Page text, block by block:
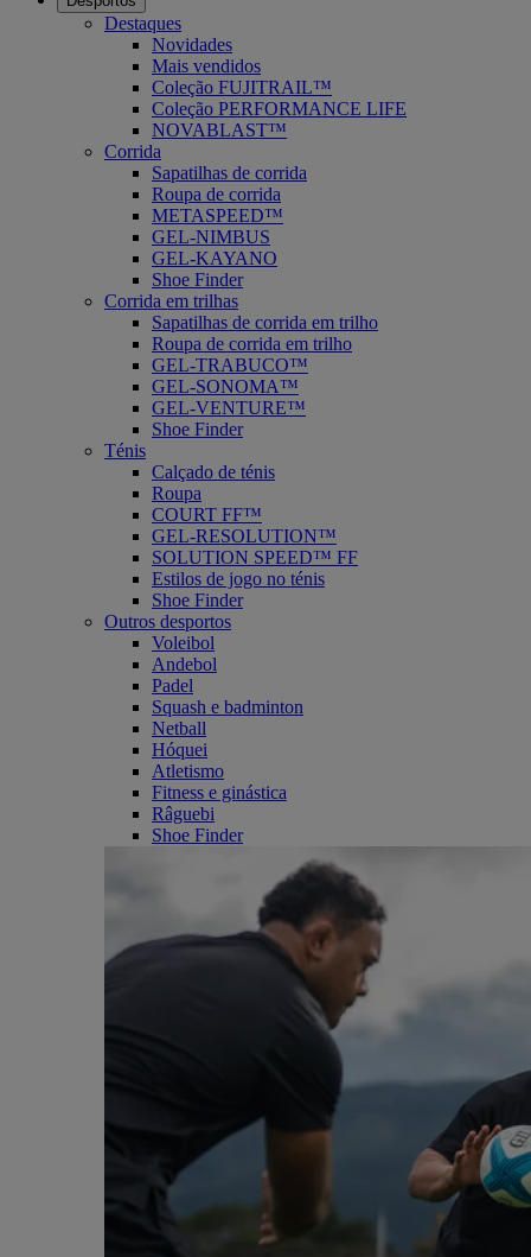
Destaques
Novidades
Mais vendidos
Coleção FUJITRAIL™
Coleção PERFORMANCE LIFE
NOVABLAST™
Corrida
Sapatilhas de corrida
Roupa de corrida
METASPEED™
GEL-NIMBUS
GEL-KAYANO
Shoe Finder
Corrida em trilhas
Sapatilhas de corrida em trilho
Roupa de corrida em trilho
GEL-TRABUCO™
GEL-SONOMA™
GEL-VENTURE™
Shoe Finder
Ténis
Calçado de ténis
Roupa
COURT FF™
GEL-RESOLUTION™
SOLUTION SPEED™ FF
Estilos de jogo no ténis
Shoe Finder
Outros desportos
Voleibol
Andebol
Padel
Squash e badminton
Netball
Hóquei
Atletismo
Fitness e ginástica
Râguebi
Shoe Finder